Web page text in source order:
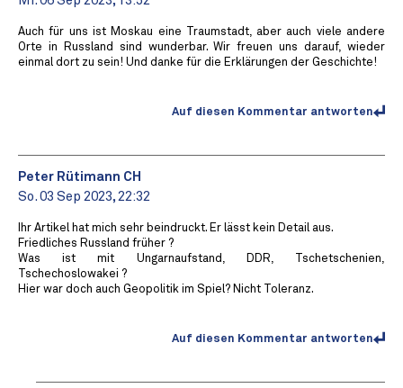
Auch für uns ist Moskau eine Traumstadt, aber auch viele andere
Orte in Russland sind wunderbar. Wir freuen uns darauf, wieder
einmal dort zu sein! Und danke für die Erklärungen der Geschichte!
Auf diesen Kommentar antworten
Peter Rütimann CH
So. 03 Sep 2023, 22:32
Ihr Artikel hat mich sehr beindruckt. Er lässt kein Detail aus.
Friedliches Russland früher ?
Was ist mit Ungarnaufstand, DDR, Tschetschenien,
Tschechoslowakei ?
Hier war doch auch Geopolitik im Spiel? Nicht Toleranz.
Auf diesen Kommentar antworten